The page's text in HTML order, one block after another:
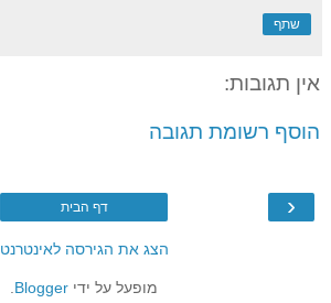
שתף
אין תגובות:
הוסף רשומת תגובה
‹ דף הבית
הצג את הגירסה לאינטרנט
מופעל על ידי Blogger
.